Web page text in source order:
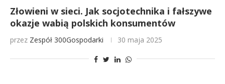
Złowieni w sieci. Jak socjotechnika i fałszywe
okazje wabią polskich konsumentów
przez Zespół 300Gospodarki 30 maja 2025